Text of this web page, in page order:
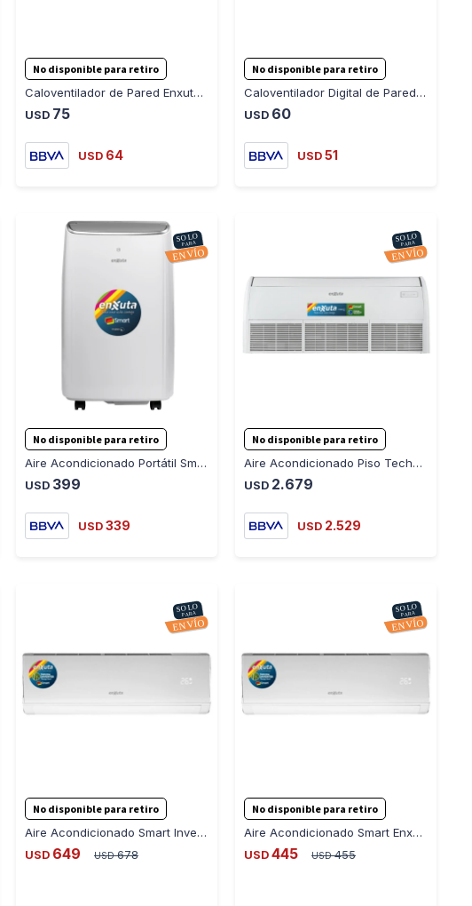
No disponible para retiro
Caloventilador de Pared Enxuta CVENXP3520
USD 75
USD 64
No disponible para retiro
Caloventilador Digital de Pared Enxuta CVENXD3520
USD 60
USD 51
No disponible para retiro
Aire Acondicionado Portátil Smart 9000 Btu AAENXP3S
USD 399
USD 339
No disponible para retiro
Aire Acondicionado Piso Techo Invert Smart 60000 Btu AAENXIPT2S
USD 2.679
USD 2.529
No disponible para retiro
Aire Acondicionado Smart Inverter AAENXI222S 18000 - BLANCO
USD 649 USD 678
No disponible para retiro
Aire Acondicionado Smart Enxuta AAENXI222S Inverter 12000 - BLANCO
USD 445 USD 455